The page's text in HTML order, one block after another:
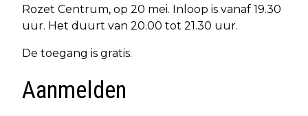
Rozet Centrum, op 20 mei. Inloop is vanaf 19.30
uur. Het duurt van 20.00 tot 21.30 uur.
De toegang is gratis.
Aanmelden